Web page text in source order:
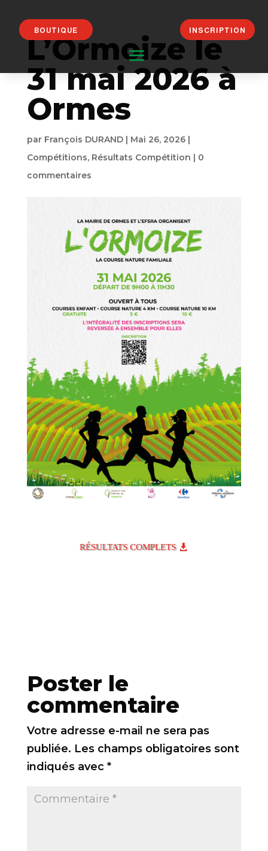
BOUTIQUE INSCRIPTION
L’Ormoize le
31 mai 2026 à
Ormes
par François DURAND| Mai 26, 2026|
Compétitions, Résultats Compétition | 0
commentaires
RÉSULTATS COMPLETS
Poster le
commentaire
Votre adresse e-mail ne sera pas
publiée. Les champs obligatoires sont
indiqués avec *